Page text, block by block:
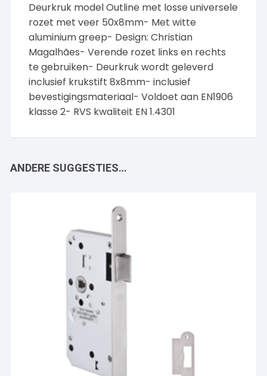
Deurkruk model Outline met losse universele
rozet met veer 50x8mm- Met witte
aluminium greep- Design: Christian
Magalhães- Verende rozet links en rechts
te gebruiken- Deurkruk wordt geleverd
inclusief krukstift 8x8mm- inclusief
bevestigingsmateriaal- Voldoet aan EN1906
klasse 2- RVS kwaliteit EN 1.4301
ANDERE SUGGESTIES…